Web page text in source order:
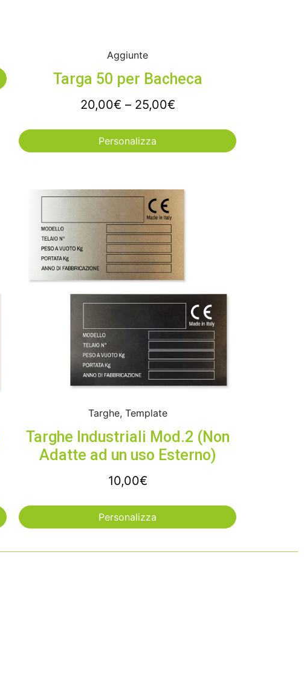
Aggiunte
Targa 50 per Bacheca
20,00€ – 25,00€
Personalizza
Targhe, Template
Targhe Industriali Mod.2 (Non
Adatte ad un uso Esterno)
10,00€
Personalizza